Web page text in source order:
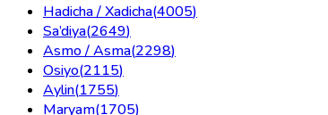
Hadicha / Xadicha(4005)
Sa’diya(2649)
Asmo / Asma(2298)
Osiyo(2115)
Aylin(1755)
Maryam(1705)